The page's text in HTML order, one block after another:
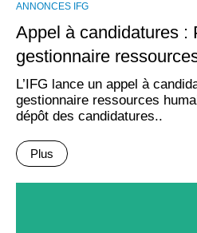
ANNONCES IFG
Appel à candidatures :
gestionnaire
L’IFG lance un appel à
gestionnaire ressources
dépôt des candidatures..
Plus